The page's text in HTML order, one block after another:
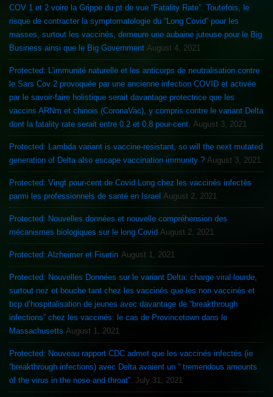
COV 1 et 2 voire la Grippe du pt de vue “Fatality Rate”. Toutefois, le
risque de contracter la symptomatologie du “Long Covid” pour les
masses, surtout les vaccinés, demeure une aubaine juteuse pour le Big
Business ainsi que le Big Government August 4, 2021
Protected: L’immunité naturelle et les anticorps de neutralisation contre
le Sars Cov 2 provoquée par une ancienne infection COVID et activée
par le savoir-faire holistique serait davantage protectrice que les
vaccins ARNm et chinois (CoronaVac), y compris contre le variant Delta
dont la fatality rate serait entre 0.2 et 0.8 pour-cent. August 3, 2021
Protected: Lambda variant is vaccine-resistant, so will the next mutated
generation of Delta also escape vaccination immunity ? August 3, 2021
Protected: Vingt pour-cent de Covid Long chez les vaccinés infectés
parmi les professionnels de santé en Israel August 2, 2021
Protected: Nouvelles données et nouvelle compréhension des
mécanismes biologiques sur le long Covid August 2, 2021
Protected: Alzheimer et Fisetin August 1, 2021
Protected: Nouvelles Données sur le variant Delta: charge viral lourde,
surtout nez et bouche tant chez les vaccinés que les non vaccinés et
bcp d’hospitalisation de jeunes avec davantage de “breakthrough
infections” chez les vaccinés: le cas de Provincetown dans le
Massachusetts August 1, 2021
Protected: Nouveau rapport CDC admet que les vaccinés infectés (ie
“breakthrough infections) avec Delta avaient un ” tremendous amounts
of the virus in the nose and throat”. July 31, 2021